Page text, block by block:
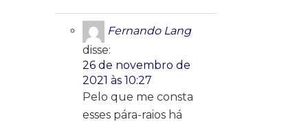
Fernando Lang
disse:
26 de novembro de
2021 às 10:27
Pelo que me consta
esses pára-raios há